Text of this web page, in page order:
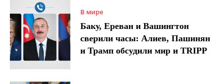
В мире
Баку, Ереван и Вашингтон
сверили часы: Алиев, Пашинян
и Трамп обсудили мир и TRIPP